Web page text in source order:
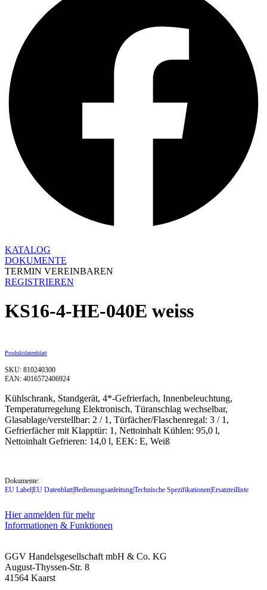
KATALOG
DOKUMENTE
TERMIN VEREINBAREN
REGISTRIEREN
KS16-4-HE-040E weiss
Produktdatenblatt
SKU: 810240300
EAN: 4016572406924
Kühlschrank, Standgerät, 4*-Gefrierfach, Innenbeleuchtung,
Temperaturregelung Elektronisch, Türanschlag wechselbar,
Glasablage/verstellbar: 2 / 1, Türfächer/Flaschenregal: 3 / 1,
Gefrierfächer mit Klapptür: 1, Nettoinhalt Kühlen: 95,0 l,
Nettoinhalt Gefrieren: 14,0 l, EEK: E, Weiß
Dokumente:
EU Label|EU Datenblatt|Bedienungsanleitung|Technische Spezifikationen|Ersatzteilliste
Hier anmelden für mehr
Informationen & Funktionen
GGV Handelsgesellschaft mbH & Co. KG
August-Thyssen-Str. 8
41564 Kaarst